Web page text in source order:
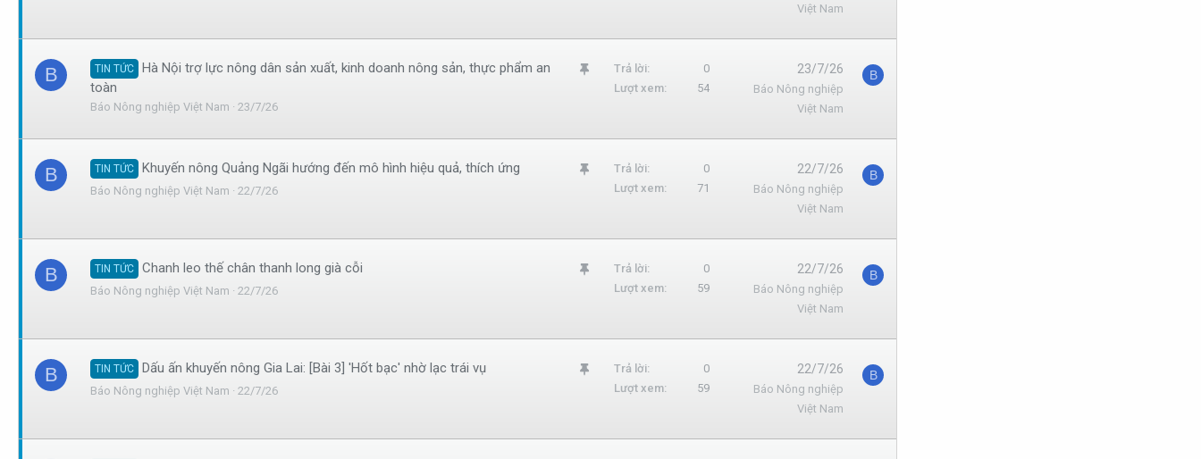
m
Việt Nam
B
G
m
TIN TỨC
Hà Nội trợ lực nông dân sản xuất, kinh doanh nông sản, thực phẩm an
toàn
Báo Nông nghiệp Việt Nam 23/7/26
Trả lời
0
Lượt xem
54
23/7/26
Báo Nông nghiệp
Việt Nam
B
B
G
m
TIN TỨC Khuyến nông Quảng Ngãi hướng đến mô hình hiệu quả, thích ứng
Báo Nông nghiệp Việt Nam 22/7/26
Trả lời
0
Lượt xem
71
22/7/26
Báo Nông nghiệp
Việt Nam
B
B
G
m
TIN TỨC Chanh leo thế chân thanh long già cỗi
Báo Nông nghiệp Việt Nam 22/7/26
Trả lời
0
Lượt xem
59
22/7/26
Báo Nông nghiệp
Việt Nam
B
B
G
m
TIN TỨC Dấu ấn khuyến nông Gia Lai: [Bài 3] 'Hốt bạc' nhờ lạc trái vụ
Báo Nông nghiệp Việt Nam 22/7/26
Trả lời
0
Lượt xem
59
22/7/26
Báo Nông nghiệp
Việt Nam
B